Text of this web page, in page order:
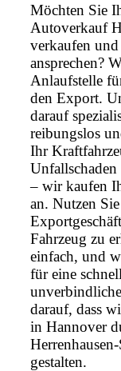
Möchten Sie
Autoverkauf
verkaufen
ansprechen?
Anlaufstelle
den Export.
darauf
reibungslos
Ihr
– wir kaufen
an. Nutzen
Fahrzeug zu
einfach, und
für eine
darauf, dass
in Hannover
gestalten.